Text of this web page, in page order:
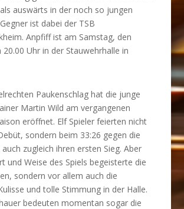
auswärts in der noch so jungen
ist dabei der TSB
Anpfiff ist am Samstag, den
20.00 Uhr in der Stauwehrhalle in
Paukenschlag hat die junge
Martin Wild am vergangenen
eröffnet. Elf Spieler feierten nicht
sondern beim 33:26 gegen die
zugleich ihren ersten Sieg. Aber
und Weise des Spiels begeisterte die
sondern vor allem auch die
und tolle Stimmung in der Halle.
bedeuten momentan sogar die